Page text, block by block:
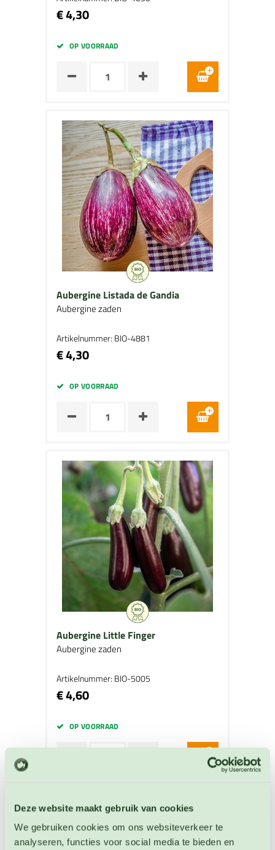
Deze website maakt gebruik van cookies
We gebruiken cookies om ons websiteverkeer te
analyseren, functies voor social media te bieden en
€ 4,30
OP VOORRAAD
Aubergine Listada de Gandia
Aubergine zaden
Artikelnummer: BIO-4881
€ 4,30
OP VOORRAAD
Aubergine Little Finger
Aubergine zaden
Artikelnummer: BIO-5005
€ 4,60
OP VOORRAAD